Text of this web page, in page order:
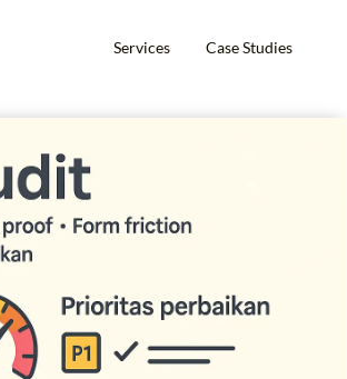
Services Case Studies